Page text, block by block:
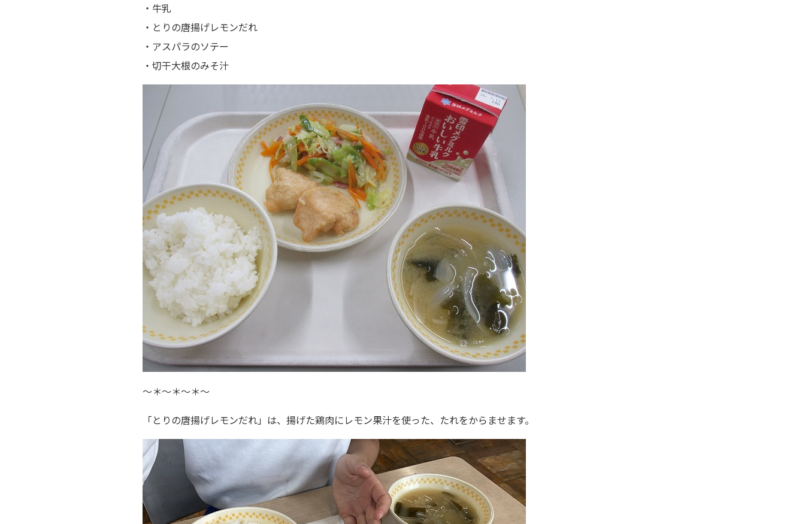
・牛乳
・とりの唐揚げレモンだれ
・アスパラのソテー
・切干大根のみそ汁
～＊～＊～＊～
「とりの唐揚げレモンだれ」は、揚げた鶏肉にレモン果汁を使った、たれをからませます。